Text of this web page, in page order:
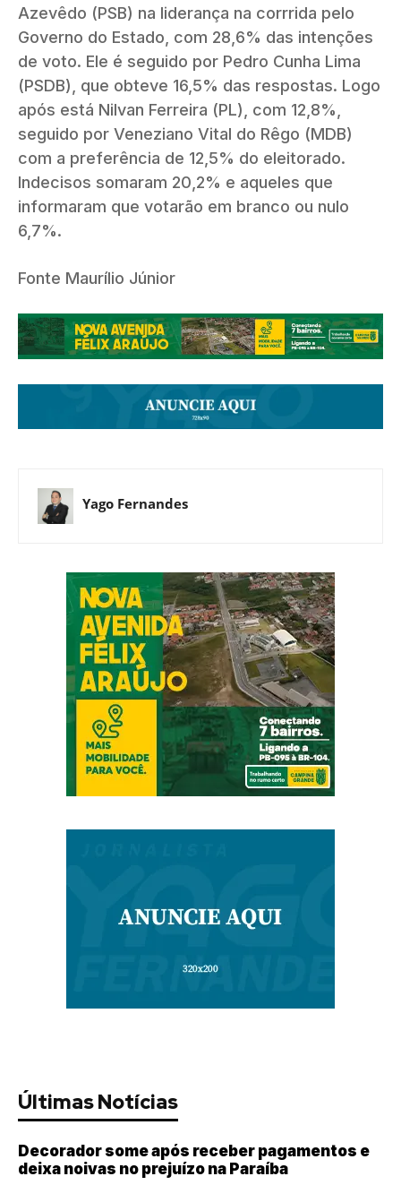
Azevêdo (PSB) na liderança na corrrida pelo
Governo do Estado, com 28,6% das intenções
de voto. Ele é seguido por Pedro Cunha Lima
(PSDB), que obteve 16,5% das respostas. Logo
após está Nilvan Ferreira (PL), com 12,8%,
seguido por Veneziano Vital do Rêgo (MDB)
com a preferência de 12,5% do eleitorado.
Indecisos somaram 20,2% e aqueles que
informaram que votarão em branco ou nulo
6,7%.
Fonte Maurílio Júnior
Yago Fernandes
Últimas Notícias
Decorador some após receber pagamentos e
deixa noivas no prejuízo na Paraíba